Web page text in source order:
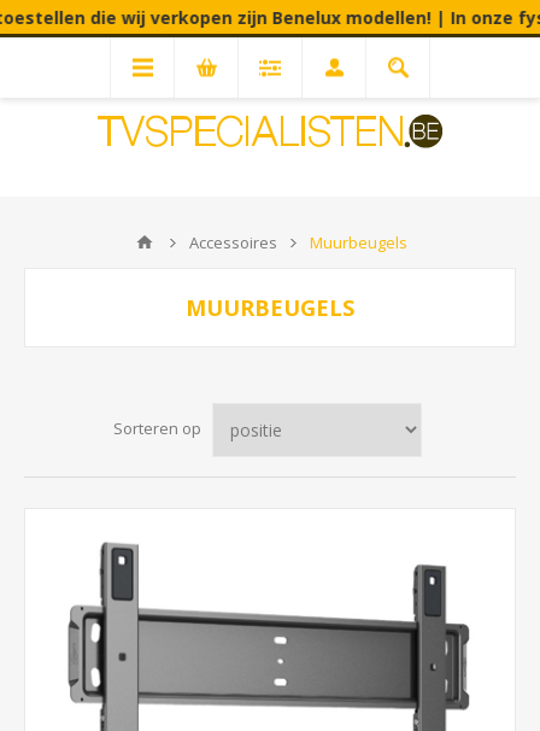
die wij verkopen zijn Benelux modellen! | In onze
Accessoires Muurbeugels
MUURBEUGELS
Sorteren op